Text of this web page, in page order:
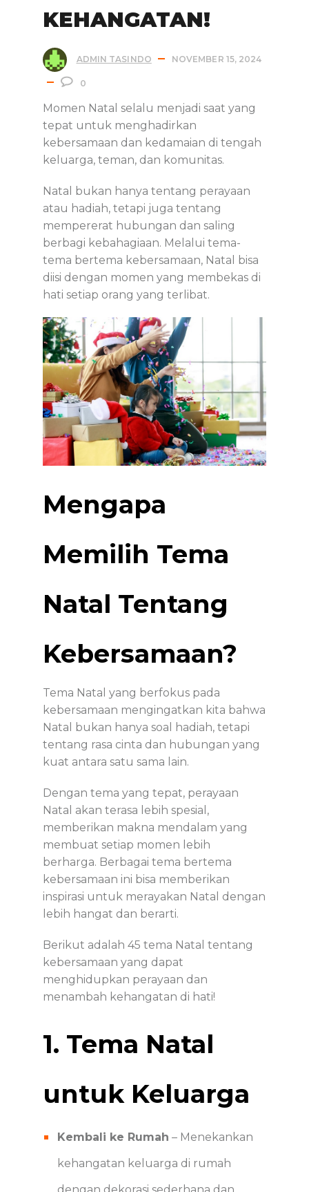
KEHANGATAN!
ADMIN TASINDO NOVEMBER 15, 2024
0
Momen Natal selalu menjadi saat yang
tepat untuk menghadirkan
kebersamaan dan kedamaian di tengah
keluarga, teman, dan komunitas.
Natal bukan hanya tentang perayaan
atau hadiah, tetapi juga tentang
mempererat hubungan dan saling
berbagi kebahagiaan. Melalui tema-
tema bertema kebersamaan, Natal bisa
diisi dengan momen yang membekas di
hati setiap orang yang terlibat.
Mengapa
Memilih Tema
Natal Tentang
Kebersamaan?
Tema Natal yang berfokus pada
kebersamaan mengingatkan kita bahwa
Natal bukan hanya soal hadiah, tetapi
tentang rasa cinta dan hubungan yang
kuat antara satu sama lain.
Dengan tema yang tepat, perayaan
Natal akan terasa lebih spesial,
memberikan makna mendalam yang
membuat setiap momen lebih
berharga. Berbagai tema bertema
kebersamaan ini bisa memberikan
inspirasi untuk merayakan Natal dengan
lebih hangat dan berarti.
Berikut adalah 45 tema Natal tentang
kebersamaan yang dapat
menghidupkan perayaan dan
menambah kehangatan di hati!
1. Tema Natal
untuk Keluarga
Kembali ke Rumah – Menekankan
kehangatan keluarga di rumah
dengan dekorasi sederhana dan